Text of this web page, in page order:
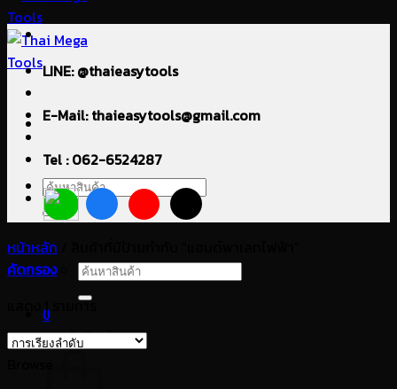
ค้นหา:
ค้นหา:
0
ตะกร้าสินค้า
LINE: @thaieasytools
E-Mail: thaieasytools@gmail.com
Tel : 062-6524287
หน้าหลัก
คัดกรอง
แสดง 1 รายการ